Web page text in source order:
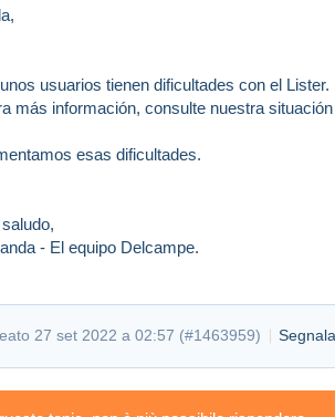
usuarios tienen dificultades con el Lister.
más información, consulte nuestra
esas dificultades.
- El equipo Delcampe.
27 set 2022 a 02:57 (#1463959)